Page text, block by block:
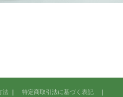
法 特定商取引法に基づく表記